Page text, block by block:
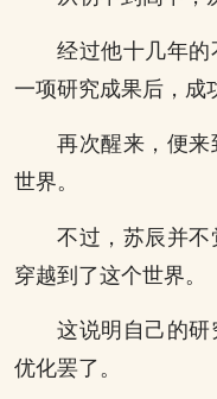
经过他十几年
一项研究成果后，成
再次醒来，便
世界。
不过，苏辰并
穿越到了这个世界。
这说明自己的
优化罢了。